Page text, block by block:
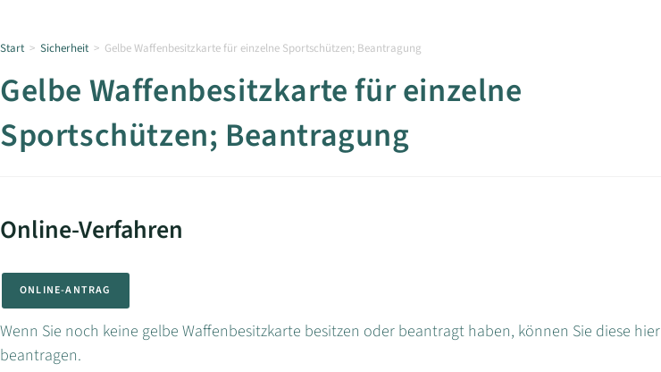
Start > Sicherheit > Gelbe Waffenbesitzkarte für einzelne Sportschützen; Beantragung
Gelbe Waffenbesitzkarte für einzelne
Sportschützen; Beantragung
Online-Verfahren
ONLINE-ANTRAG
Wenn Sie noch keine gelbe Waffenbesitzkarte besitzen oder beantragt haben, können Sie diese hier
beantragen.